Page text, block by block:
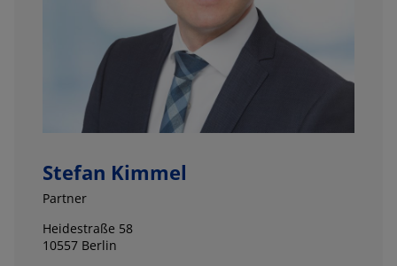
Stefan Kimmel
Partner
Heidestraße 58
10557 Berlin